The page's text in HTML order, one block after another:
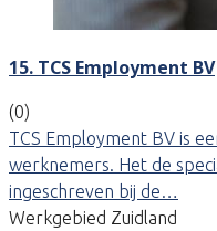
15. TCS Employment BV
(0)
TCS Employment BV is
werknemers. Het de
ingeschreven bij de…
Werkgebied Zuidland